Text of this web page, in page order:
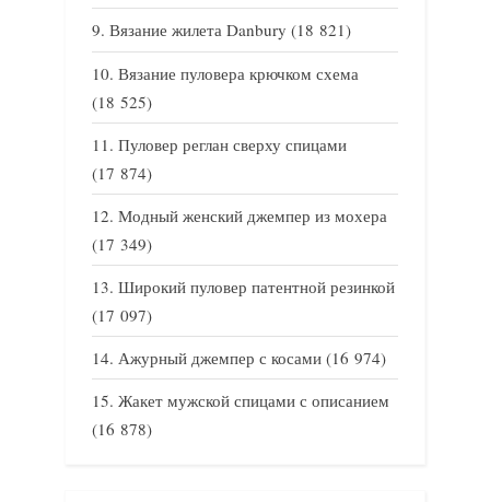
Вязание жилета Danbury (18 821)
Вязание пуловера крючком схема
(18 525)
Пуловер реглан сверху спицами
(17 874)
Модный женский джемпер из мохера
(17 349)
Широкий пуловер патентной резинкой
(17 097)
Ажурный джемпер с косами (16 974)
Жакет мужской спицами с описанием
(16 878)